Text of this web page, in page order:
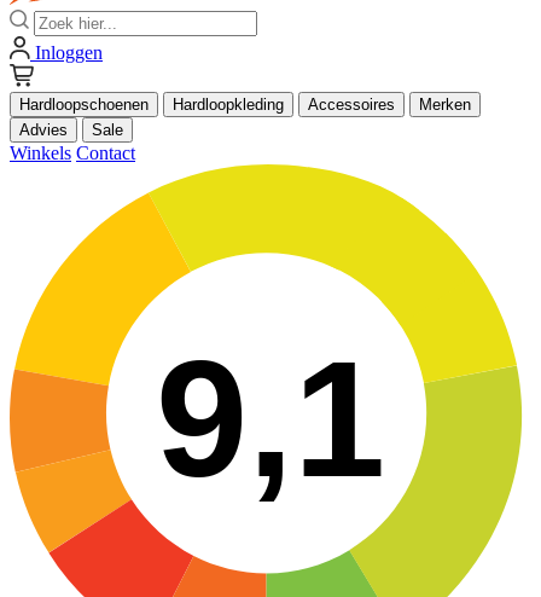
Zoek
Inloggen
Hardloopschoenen Hardloopkleding Accessoires
Merken
Advies
Sale
Winkels Contact
9,1